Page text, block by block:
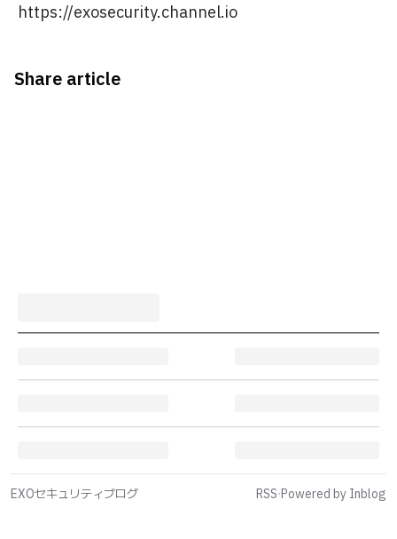
https://exosecurity.channel.io
Share article
EXOセキュリティブログ RSS·Powered by Inblog